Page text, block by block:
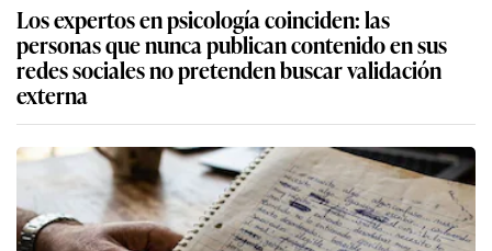
Los expertos en psicología coinciden: las
personas que nunca publican contenido en sus
redes sociales no pretenden buscar validación
externa